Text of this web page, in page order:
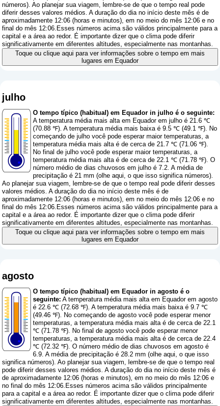
números). Ao planejar sua viagem, lembre-se de que o tempo real pode
diferir desses valores médios. A duração do dia no início deste mês é de
aproximadamente 12:06 (horas e minutos), em no meio do mês 12:06 e no
final do mês 12:06.Esses números acima são válidos principalmente para a
capital e a área ao redor. É importante dizer que o clima pode diferir
significativamente em diferentes altitudes, especialmente nas montanhas.
Toque ou clique aqui para ver informações sobre o tempo em mais
lugares em Equador
julho
O tempo típico (habitual) em Equador in julho é o seguinte:
A temperatura média mais alta em Equador em julho é 21.6 ℃
(70.88 ℉). A temperatura média mais baixa é 9.5 ℃ (49.1 ℉). No
começando de julho você pode esperar maior temperaturas, a
temperatura média mais alta é de cerca de 21.7 ℃ (71.06 ℉).
No final de julho você pode esperar maior temperaturas, a
temperatura média mais alta é de cerca de 22.1 ℃ (71.78 ℉). O
número médio de dias chuvosos em julho é 7.2. A média de
precipitação é 21 mm (olhe aqui, o que isso significa números).
Ao planejar sua viagem, lembre-se de que o tempo real pode diferir desses
valores médios. A duração do dia no início deste mês é de
aproximadamente 12:06 (horas e minutos), em no meio do mês 12:06 e no
final do mês 12:06.Esses números acima são válidos principalmente para a
capital e a área ao redor. É importante dizer que o clima pode diferir
significativamente em diferentes altitudes, especialmente nas montanhas.
Toque ou clique aqui para ver informações sobre o tempo em mais
lugares em Equador
agosto
O tempo típico (habitual) em Equador in agosto é o
seguinte: A temperatura média mais alta em Equador em agosto
é 22.6 ℃ (72.68 ℉). A temperatura média mais baixa é 9.7 ℃
(49.46 ℉). No começando de agosto você pode esperar menor
temperaturas, a temperatura média mais alta é de cerca de 22.1
℃ (71.78 ℉). No final de agosto você pode esperar menor
temperaturas, a temperatura média mais alta é de cerca de 22.4
℃ (72.32 ℉). O número médio de dias chuvosos em agosto é
6.9. A média de precipitação é 28.2 mm (olhe aqui, o que isso
significa números). Ao planejar sua viagem, lembre-se de que o tempo real
pode diferir desses valores médios. A duração do dia no início deste mês é
de aproximadamente 12:06 (horas e minutos), em no meio do mês 12:06 e
no final do mês 12:06.Esses números acima são válidos principalmente
para a capital e a área ao redor. É importante dizer que o clima pode diferir
significativamente em diferentes altitudes, especialmente nas montanhas.